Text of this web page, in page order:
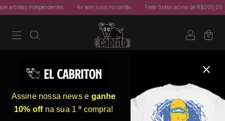
artistas independentes 4x sem juros no cartão Frete Grátis acima de R$200,00
0
Assine nossa news e ganhe
10% off na sua 1 ª compra!